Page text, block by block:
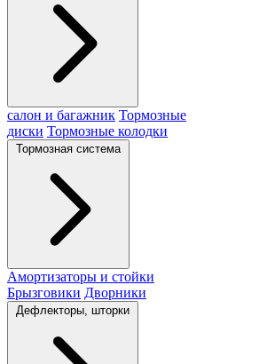
салон и багажник Тормозные
диски Тормозные колодки
Тормозная система
Амортизаторы и стойки
Брызговики Дворники
Дефлекторы, шторки